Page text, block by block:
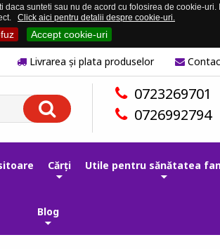
sunteti sau nu de acord cu folosirea de cookie-
Click aici pentru detalii despre cookie-uri.
Accept cookie-uri
Livrarea și plata produselor
0723269701
0726992794
Cărți Utile pentru sănătatea
Blog